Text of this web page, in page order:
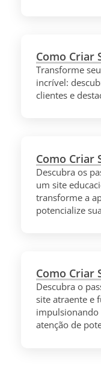
Como Criar
Transforme
incrível:
clientes e
Como Criar
Descubra os
um site
transforme a
potencialize
Como Criar
Descubra o
site atraente e
impulsionando
atenção de